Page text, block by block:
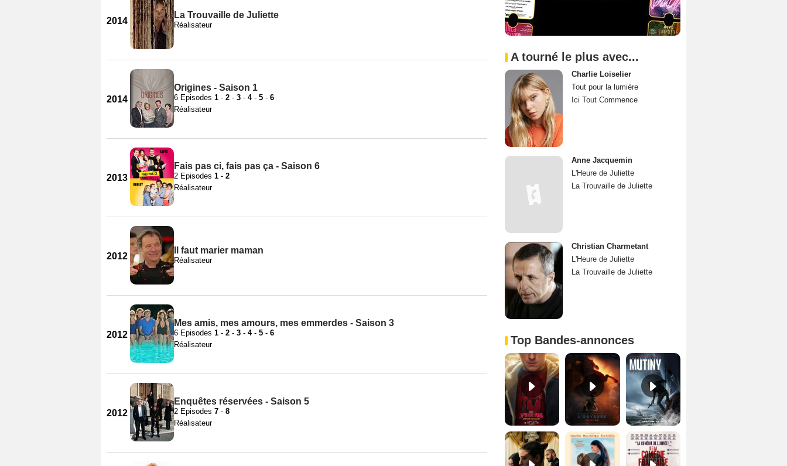
2014
La Trouvaille de Juliette
Réalisateur
2014
Origines - Saison 1
6 Episodes 1 - 2 - 3 - 4- 5 - 6
Réalisateur
2013
Fais pas ci, fais pas ça - Saison 6
2 Episodes 1 - 2
Réalisateur
2012
Il faut marier maman
Réalisateur
2012
Mes amis, mes amours, mes emmerdes - Saison 3
6 Episodes 1 - 2 - 3 - 4- 5 - 6
Réalisateur
2012
Enquêtes réservées - Saison 5
2 Episodes 7 - 8
Réalisateur
A tourné le plus avec...
Charlie Loiselier
Tout pour la lumière
Ici Tout Commence
Anne Jacquemin
L'Heure de Juliette
La Trouvaille de Juliette
Christian Charmetant
L'Heure de Juliette
La Trouvaille de Juliette
Top Bandes-annonces
Spider-Man: Brand New Day Bande-annonce VO STFR L'Odyssée Bande-annonce VO STFR
Les Matins merveilleux Bande-annonce VF De la Comédie-Française Teaser VF